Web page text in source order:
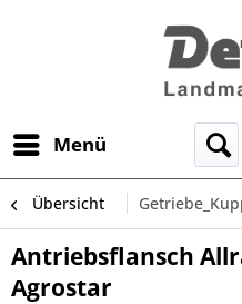
Menü
Übersicht
Antriebsflansch
Agrostar